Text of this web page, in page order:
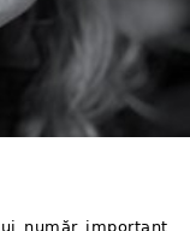
număr important